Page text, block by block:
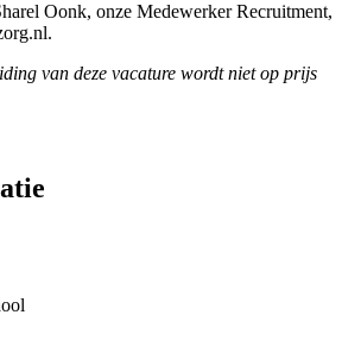
Oonk, onze Medewerker Recruitment,
van deze vacature wordt niet op prijs